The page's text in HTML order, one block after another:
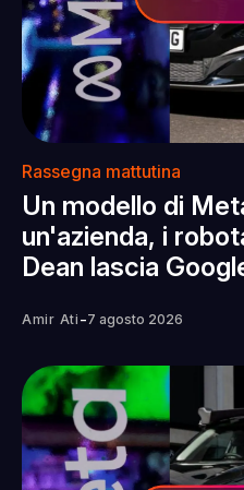
Rassegna mattutina
Un modello di
un'azienda, i
Dean lascia
Amir Ati -7 agosto 2026